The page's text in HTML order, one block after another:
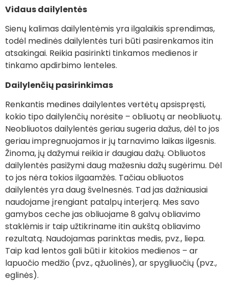
Vidaus dailylentės
Sienų kalimas dailylentėmis yra ilgalaikis sprendimas,
todėl medinės dailylentės turi būti pasirenkamos itin
atsakingai. Reikia pasirinkti tinkamos medienos ir
tinkamo apdirbimo lenteles.
Dailylenčių pasirinkimas
Renkantis medines dailylentes vertėtų apsispręsti,
kokio tipo dailylenčių norėsite – obliuotų ar neobliuotų.
Neobliuotos dailylentės geriau sugeria dažus, dėl to jos
geriau impregnuojamos ir jų tarnavimo laikas ilgesnis.
Žinoma, jų dažymui reikia ir daugiau dažų. Obliuotos
dailylentės pasižymi daug mažesniu dažų sugėrimu. Dėl
to jos nėra tokios ilgaamžės. Tačiau obliuotos
dailylentės yra daug švelnesnės. Tad jas dažniausiai
naudojame įrengiant patalpų interjerą. Mes savo
gamybos ceche jas obliuojame 8 galvų obliavimo
staklėmis ir taip užtikriname itin aukštą obliavimo
rezultatą. Naudojamas parinktas medis, pvz., liepa.
Taip kad lentos gali būti ir kitokios medienos – ar
lapuočio medžio (pvz., ąžuolinės), ar spygliuočių (pvz.,
eglinės).